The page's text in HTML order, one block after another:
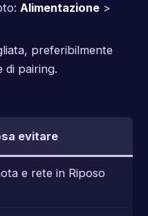
Alimentazione>
preferibilmente
di pairing.
evitare
e rete in Riposo